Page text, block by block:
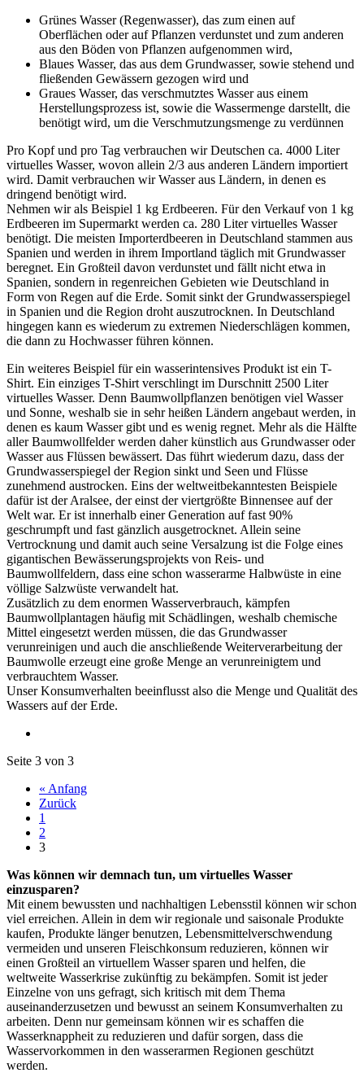
Grünes Wasser (Regenwasser), das zum einen auf
Oberflächen oder auf Pflanzen verdunstet und zum anderen
aus den Böden von Pflanzen aufgenommen wird,
Blaues Wasser, das aus dem Grundwasser, sowie stehend und
fließenden Gewässern gezogen wird und
Graues Wasser, das verschmutztes Wasser aus einem
Herstellungsprozess ist, sowie die Wassermenge darstellt, die
benötigt wird, um die Verschmutzungsmenge zu verdünnen
Pro Kopf und pro Tag verbrauchen wir Deutschen ca. 4000 Liter
virtuelles Wasser, wovon allein 2/3 aus anderen Ländern importiert
wird. Damit verbrauchen wir Wasser aus Ländern, in denen es
dringend benötigt wird.
Nehmen wir als Beispiel 1 kg Erdbeeren. Für den Verkauf von 1 kg
Erdbeeren im Supermarkt werden ca. 280 Liter virtuelles Wasser
benötigt. Die meisten Importerdbeeren in Deutschland stammen aus
Spanien und werden in ihrem Importland täglich mit Grundwasser
beregnet. Ein Großteil davon verdunstet und fällt nicht etwa in
Spanien, sondern in regenreichen Gebieten wie Deutschland in
Form von Regen auf die Erde. Somit sinkt der Grundwasserspiegel
in Spanien und die Region droht auszutrocknen. In Deutschland
hingegen kann es wiederum zu extremen Niederschlägen kommen,
die dann zu Hochwasser führen können.
Ein weiteres Beispiel für ein wasserintensives Produkt ist ein T-
Shirt. Ein einziges T-Shirt verschlingt im Durschnitt 2500 Liter
virtuelles Wasser. Denn Baumwollpflanzen benötigen viel Wasser
und Sonne, weshalb sie in sehr heißen Ländern angebaut werden, in
denen es kaum Wasser gibt und es wenig regnet. Mehr als die Hälfte
aller Baumwollfelder werden daher künstlich aus Grundwasser oder
Wasser aus Flüssen bewässert. Das führt wiederum dazu, dass der
Grundwasserspiegel der Region sinkt und Seen und Flüsse
zunehmend austrocken. Eins der weltweitbekanntesten Beispiele
dafür ist der Aralsee, der einst der viertgrößte Binnensee auf der
Welt war. Er ist innerhalb einer Generation auf fast 90%
geschrumpft und fast gänzlich ausgetrocknet. Allein seine
Vertrocknung und damit auch seine Versalzung ist die Folge eines
gigantischen Bewässerungsprojekts von Reis- und
Baumwollfeldern, dass eine schon wasserarme Halbwüste in eine
völlige Salzwüste verwandelt hat.
Zusätzlich zu dem enormen Wasserverbrauch, kämpfen
Baumwollplantagen häufig mit Schädlingen, weshalb chemische
Mittel eingesetzt werden müssen, die das Grundwasser
verunreinigen und auch die anschließende Weiterverarbeitung der
Baumwolle erzeugt eine große Menge an verunreinigtem und
verbrauchtem Wasser.
Unser Konsumverhalten beeinflusst also die Menge und Qualität des
Wassers auf der Erde.
Seite 3 von 3
« Anfang
Zurück
1
2
3
Was können wir demnach tun, um virtuelles Wasser
einzusparen?
Mit einem bewussten und nachhaltigen Lebensstil können wir schon
viel erreichen. Allein in dem wir regionale und saisonale Produkte
kaufen, Produkte länger benutzen, Lebensmittelverschwendung
vermeiden und unseren Fleischkonsum reduzieren, können wir
einen Großteil an virtuellem Wasser sparen und helfen, die
weltweite Wasserkrise zukünftig zu bekämpfen. Somit ist jeder
Einzelne von uns gefragt, sich kritisch mit dem Thema
auseinanderzusetzen und bewusst an seinem Konsumverhalten zu
arbeiten. Denn nur gemeinsam können wir es schaffen die
Wasserknappheit zu reduzieren und dafür sorgen, dass die
Wasservorkommen in den wasserarmen Regionen geschützt
werden.